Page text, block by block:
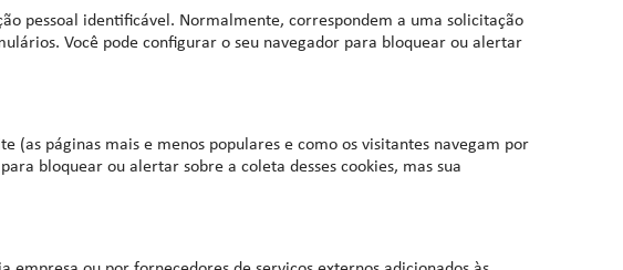
pessoal identificável. Normalmente, correspondem a uma solicitação
Você pode configurar o seu navegador para bloquear ou alertar
(as páginas mais e menos populares e como os visitantes navegam por
bloquear ou alertar sobre a coleta desses cookies, mas sua